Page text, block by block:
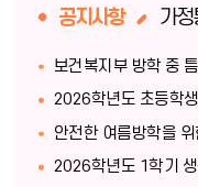
공지사항
보건복지부 방학 중
2026학년도 초등학
안전한 여름방학을
2026학년도 1학기
가정